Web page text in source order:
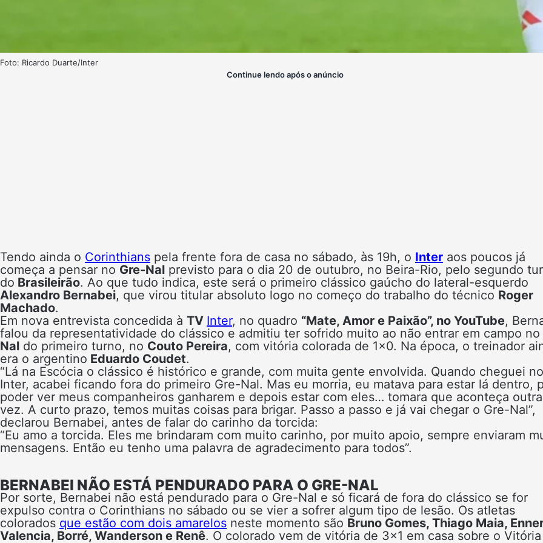
Foto: Ricardo Duarte/Inter
Continue lendo após o anúncio
Tendo ainda o Corinthians pela frente fora de casa no sábado, às 19h, o Inter aos poucos já
começa a pensar no Gre-Nal previsto para o dia 20 de outubro, no Beira-Rio, pelo segundo
do Brasileirão. Ao que tudo indica, este será o primeiro clássico gaúcho do lateral-esquerdo
Alexandro Bernabei, que virou titular absoluto logo no começo do trabalho do técnico Roger
Machado.
Em nova entrevista concedida à TV Inter, no quadro “Mate, Amor e Paixão”, no YouTube,
falou da representatividade do clássico e admitiu ter sofrido muito ao não entrar em campo no
Nal do primeiro turno, no Couto Pereira, com vitória colorada de 1×0. Na época, o treinador
era o argentino Eduardo Coudet.
“Lá na Escócia o clássico é histórico e grande, com muita gente envolvida. Quando cheguei no
Inter, acabei ficando fora do primeiro Gre-Nal. Mas eu morria, eu matava para estar lá dentro,
poder ver meus companheiros ganharem e depois estar com eles… tomara que aconteça outra
vez. A curto prazo, temos muitas coisas para brigar. Passo a passo e já vai chegar o Gre-Nal”,
declarou Bernabei, antes de falar do carinho da torcida:
“Eu amo a torcida. Eles me brindaram com muito carinho, por muito apoio, sempre enviaram
mensagens. Então eu tenho uma palavra de agradecimento para todos”.
BERNABEI NÃO ESTÁ PENDURADO PARA O GRE-NAL
Por sorte, Bernabei não está pendurado para o Gre-Nal e só ficará de fora do clássico se for
expulso contra o Corinthians no sábado ou se vier a sofrer algum tipo de lesão. Os atletas
colorados que estão com dois amarelos neste momento são Bruno Gomes, Thiago Maia,
Valencia, Borré, Wanderson e Renê. O colorado vem de vitória de 3×1 em casa sobre o